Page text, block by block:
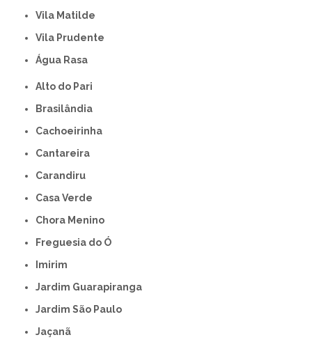
Vila Matilde
Vila Prudente
Água Rasa
Alto do Pari
Brasilândia
Cachoeirinha
Cantareira
Carandiru
Casa Verde
Chora Menino
Freguesia do Ó
Imirim
Jardim Guarapiranga
Jardim São Paulo
Jaçanã